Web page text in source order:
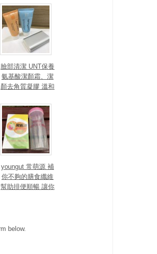
統歌謠-品味有機植
蔬-舒眠中享受大自
然的美好
臉部清潔 UNT保養
氨基酸潔顏霜、潔
顏去角質凝膠 溫和
皮之不存，毛將焉
附？
youngut 常萌源 補
你不夠的膳食纖維
幫助排便順暢 讓你
below.